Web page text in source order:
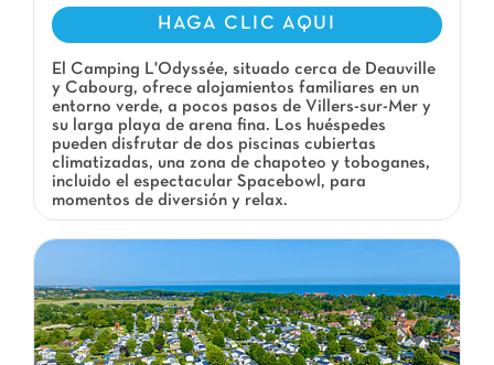
HAGA CLIC AQUI
El Camping L'Odyssée, situado cerca de Deauville
y Cabourg, ofrece alojamientos familiares en un
entorno verde, a pocos pasos de Villers-sur-Mer y
su larga playa de arena fina. Los huéspedes
pueden disfrutar de dos piscinas cubiertas
climatizadas, una zona de chapoteo y toboganes,
incluido el espectacular Spacebowl, para
momentos de diversión y relax.